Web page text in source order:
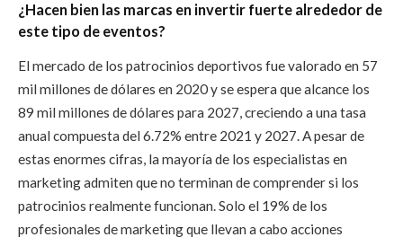
¿Hacen bien las marcas en invertir fuerte alrededor de
este tipo de eventos?
El mercado de los patrocinios deportivos fue valorado en 57
mil millones de dólares en 2020 y se espera que alcance los
89 mil millones de dólares para 2027, creciendo a una tasa
anual compuesta del 6.72% entre 2021 y 2027. A pesar de
estas enormes cifras, la mayoría de los especialistas en
marketing admiten que no terminan de comprender si los
patrocinios realmente funcionan. Solo el 19% de los
profesionales de marketing que llevan a cabo acciones